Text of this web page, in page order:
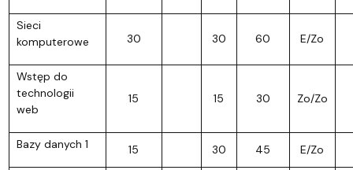
Sieci
komputerowe
30 30 60 E/Zo
Wstęp do
technologii
web
15 15 30 Zo/Zo
Bazy danych 1 15 30 45 E/Zo